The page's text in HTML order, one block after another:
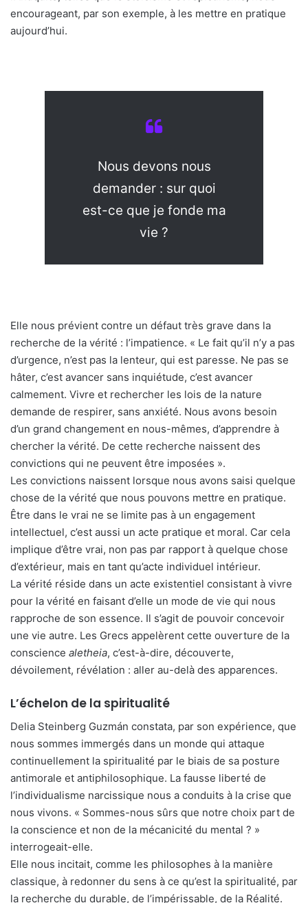
encourageant, par son exemple, à les mettre en pratique
aujourd’hui.
Nous devons nous
demander : sur quoi
est-ce que je fonde ma
vie ?
Elle nous prévient contre un défaut très grave dans la
recherche de la vérité : l’impatience. « Le fait qu’il n’y a pas
d’urgence, n’est pas la lenteur, qui est paresse. Ne pas se
hâter, c’est avancer sans inquiétude, c’est avancer
calmement. Vivre et rechercher les lois de la nature
demande de respirer, sans anxiété. Nous avons besoin
d’un grand changement en nous-mêmes, d’apprendre à
chercher la vérité. De cette recherche naissent des
convictions qui ne peuvent être imposées ».
Les convictions naissent lorsque nous avons saisi quelque
chose de la vérité que nous pouvons mettre en pratique.
Être dans le vrai ne se limite pas à un engagement
intellectuel, c’est aussi un acte pratique et moral. Car cela
implique d’être vrai, non pas par rapport à quelque chose
d’extérieur, mais en tant qu’acte individuel intérieur.
La vérité réside dans un acte existentiel consistant à vivre
pour la vérité en faisant d’elle un mode de vie qui nous
rapproche de son essence. Il s’agit de pouvoir concevoir
une vie autre. Les Grecs appelèrent cette ouverture de la
conscience aletheia, c’est-à-dire, découverte,
dévoilement, révélation : aller au-delà des apparences.
L’échelon de la spiritualité
Delia Steinberg Guzmán constata, par son expérience, que
nous sommes immergés dans un monde qui attaque
continuellement la spiritualité par le biais de sa posture
antimorale et antiphilosophique. La fausse liberté de
l’individualisme narcissique nous a conduits à la crise que
nous vivons. « Sommes-nous sûrs que notre choix part de
la conscience et non de la mécanicité du mental ? »
interrogeait-elle.
Elle nous incitait, comme les philosophes à la manière
classique, à redonner du sens à ce qu’est la spiritualité, par
la recherche du durable, de l’impérissable, de la Réalité.